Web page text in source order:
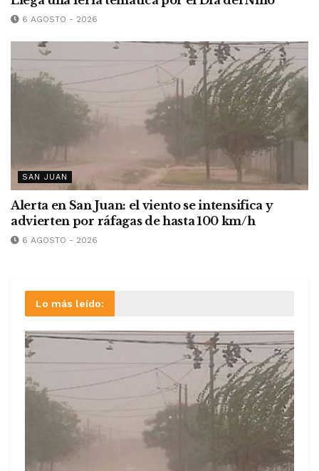
6 AGOSTO - 2026
SAN JUAN
Alerta en San Juan: el viento se intensifica y
advierten por ráfagas de hasta 100 km/h
6 AGOSTO - 2026
Lo más leído: